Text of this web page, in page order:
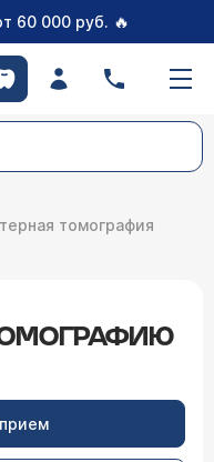
60 000 руб. 🔥
томография